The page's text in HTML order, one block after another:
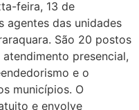
feira, 13 de
agentes das unidades
São 20 postos
presencial,
e o
municípios. O
e envolve